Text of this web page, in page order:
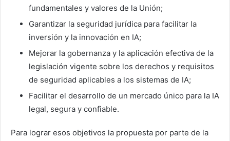
fundamentales y valores de la Unión;
Garantizar la seguridad jurídica para facilitar la
inversión y la innovación en IA;
Mejorar la gobernanza y la aplicación efectiva de la
legislación vigente sobre los derechos y requisitos
de seguridad aplicables a los sistemas de IA;
Facilitar el desarrollo de un mercado único para la IA
legal, segura y confiable.
Para lograr esos objetivos la propuesta por parte de la